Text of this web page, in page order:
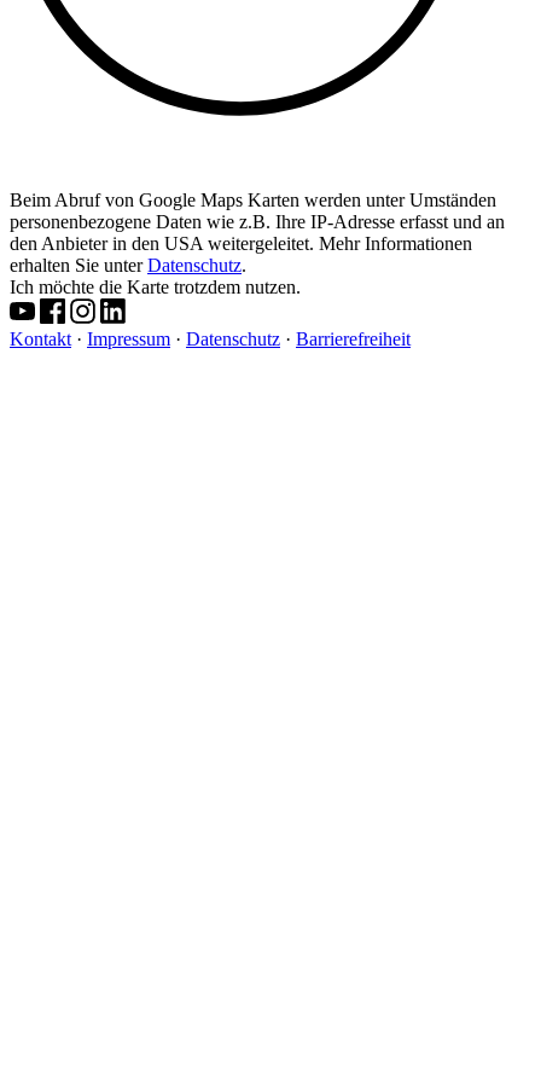
Beim Abruf von Google Maps Karten werden unter Umständen
personenbezogene Daten wie z.B. Ihre IP-Adresse erfasst und an
den Anbieter in den USA weitergeleitet. Mehr Informationen
erhalten Sie unterDatenschutz.
Ich möchte die Karte trotzdem nutzen.
Kontakt · Impressum · Datenschutz · Barrierefreiheit